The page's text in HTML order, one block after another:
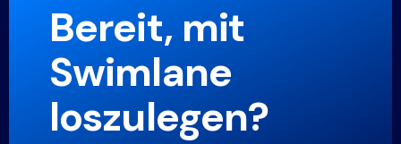
Bereit, mit
Swimlane
loszulegen?